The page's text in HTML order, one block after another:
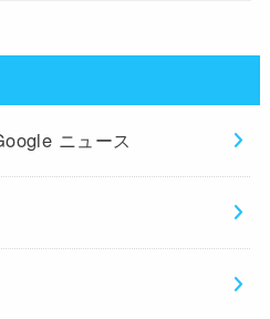
ニュース